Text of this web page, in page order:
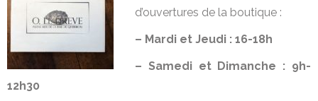
d’ouvertures de la boutique :
– Mardi et Jeudi : 16-18h
– Samedi et Dimanche : 9h-
12h30